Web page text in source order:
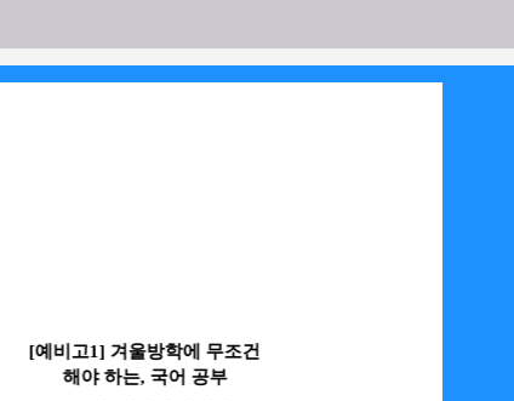
[예비고1] 겨울방학에 무조건
해야 하는, 국어 공부